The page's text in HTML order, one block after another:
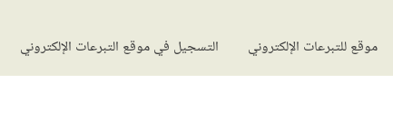
موقع للتبرعات الإلكتروني التسجيل في موقع التبرعات الإلكتروني